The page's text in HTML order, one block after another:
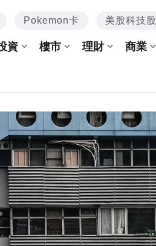
Pokemon卡 美股科技股
資 樓市 理財 商業